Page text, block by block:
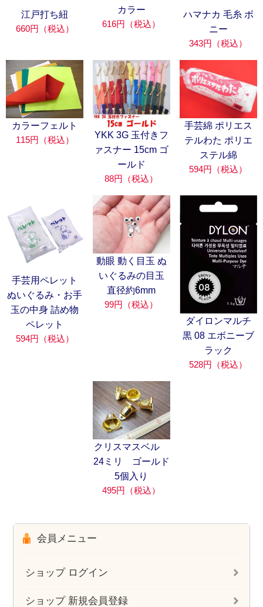
江戸打ち紐
660円（税込）
カラー
616円（税込）
ハマナカ 毛糸 ボ
ニー
343円（税込）
カラーフェルト
115円（税込）
YKK 3G 玉付きフ
ァスナー 15cm ゴ
ールド
88円（税込）
手芸綿 ポリエス
テルわた ポリエ
ステル綿
594円（税込）
手芸用ペレット
ぬいぐるみ・お手
玉の中身 詰め物
ペレット
594円（税込）
動眼 動く目玉 ぬ
いぐるみの目玉
直径約6mm
99円（税込）
ダイロンマルチ
黒 08 エボニーブ
ラック
528円（税込）
クリスマスベル
24ミリ ゴールド
5個入り
495円（税込）
会員メニュー
ショップ ログイン
ショップ 新規会員登録